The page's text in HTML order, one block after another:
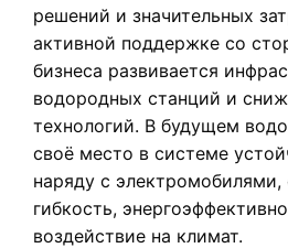
решений и значительных
активной поддержке со
бизнеса развивается
водородных станций и
технологий. В будущем
своё место в системе
наряду с электромобилями,
гибкость,
воздействие на климат.